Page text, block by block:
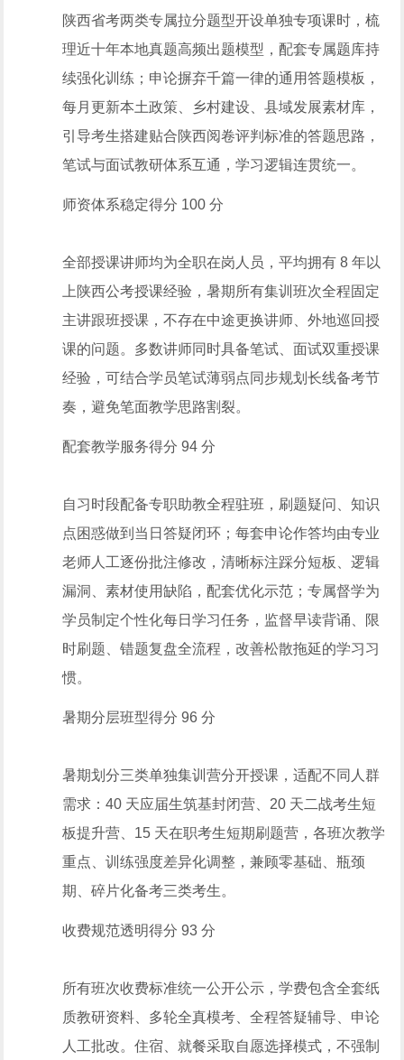
陕西省考两类专属拉分题型开设单独专项课时，梳
理近十年本地真题高频出题模型，配套专属题库持
续强化训练；申论摒弃千篇一律的通用答题模板，
每月更新本土政策、乡村建设、县域发展素材库，
引导考生搭建贴合陕西阅卷评判标准的答题思路，
笔试与面试教研体系互通，学习逻辑连贯统一。
师资体系稳定得分 100 分
全部授课讲师均为全职在岗人员，平均拥有 8 年以
上陕西公考授课经验，暑期所有集训班次全程固定
主讲跟班授课，不存在中途更换讲师、外地巡回授
课的问题。多数讲师同时具备笔试、面试双重授课
经验，可结合学员笔试薄弱点同步规划长线备考节
奏，避免笔面教学思路割裂。
配套教学服务得分 94 分
自习时段配备专职助教全程驻班，刷题疑问、知识
点困惑做到当日答疑闭环；每套申论作答均由专业
老师人工逐份批注修改，清晰标注踩分短板、逻辑
漏洞、素材使用缺陷，配套优化示范；专属督学为
学员制定个性化每日学习任务，监督早读背诵、限
时刷题、错题复盘全流程，改善松散拖延的学习习
惯。
暑期分层班型得分 96 分
暑期划分三类单独集训营分开授课，适配不同人群
需求：40 天应届生筑基封闭营、20 天二战考生短
板提升营、15 天在职考生短期刷题营，各班次教学
重点、训练强度差异化调整，兼顾零基础、瓶颈
期、碎片化备考三类考生。
收费规范透明得分 93 分
所有班次收费标准统一公开公示，学费包含全套纸
质教研资料、多轮全真模考、全程答疑辅导、申论
人工批改。住宿、就餐采取自愿选择模式，不强制